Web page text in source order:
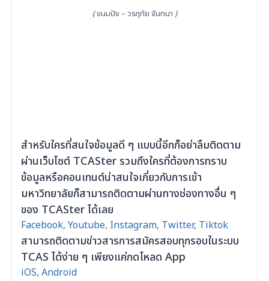
(ขนมปัง – วรฤทัย จันทนา )
สำหรับใครที่สนใจข้อมูลดี ๆ แบบนี้อีกก็อย่าลืมติดตาม
ผ่านเว็บไซต์ TCASter รวมถึงใครที่ต้องการทราบ
ข้อมูลหรือคอนเทนต์น่าสนใจเกี่ยวกับการเข้า
มหาวิทยาลัยก็สามารถติดตามผ่านทางช่องทางอื่น ๆ
ของ TCASterได้เลย
Facebook, Youtube, Instagram, Twitter, Tiktok
สามารถติดตามข่าวสารการสมัครสอบทุกรอบในระบบ
TCAS ได้ง่าย ๆ เพียงแค่กดโหลด App
iOS, Android